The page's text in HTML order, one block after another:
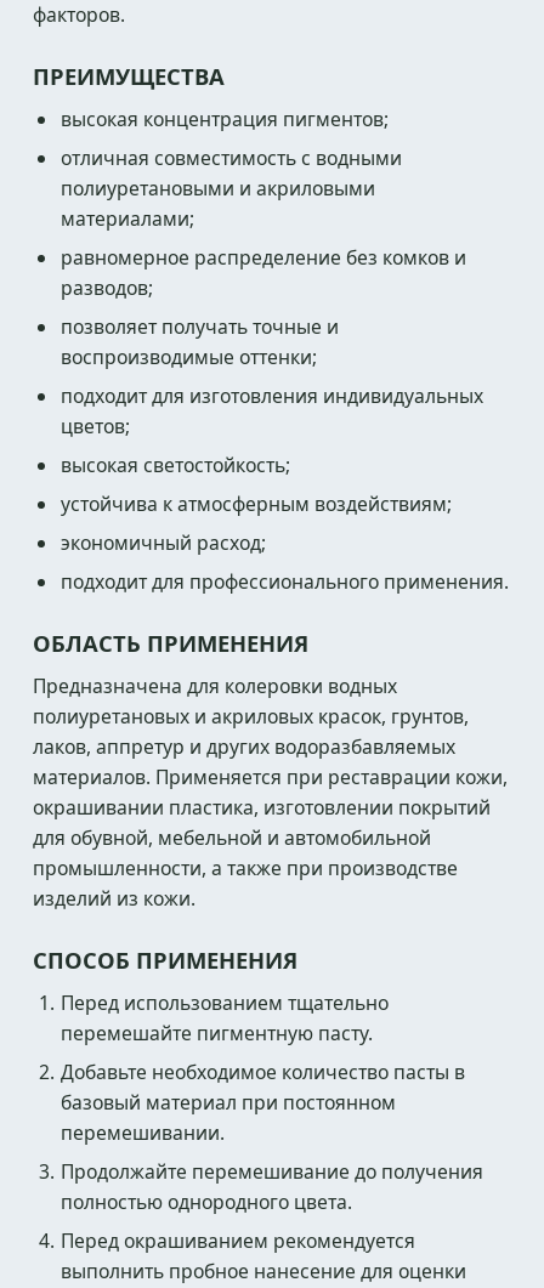
факторов.
ПРЕИМУЩЕСТВА
высокая концентрация пигментов;
отличная совместимость с водными
полиуретановыми и акриловыми
материалами;
равномерное распределение без комков и
разводов;
позволяет получать точные и
воспроизводимые оттенки;
подходит для изготовления индивидуальных
цветов;
высокая светостойкость;
устойчива к атмосферным воздействиям;
экономичный расход;
подходит для профессионального применения.
ОБЛАСТЬ ПРИМЕНЕНИЯ
Предназначена для колеровки водных
полиуретановых и акриловых красок, грунтов,
лаков, аппретур и других водоразбавляемых
материалов. Применяется при реставрации кожи,
окрашивании пластика, изготовлении покрытий
для обувной, мебельной и автомобильной
промышленности, а также при производстве
изделий из кожи.
СПОСОБ ПРИМЕНЕНИЯ
Перед использованием тщательно
перемешайте пигментную пасту.
Добавьте необходимое количество пасты в
базовый материал при постоянном
перемешивании.
Продолжайте перемешивание до получения
полностью однородного цвета.
Перед окрашиванием рекомендуется
выполнить пробное нанесение для оценки